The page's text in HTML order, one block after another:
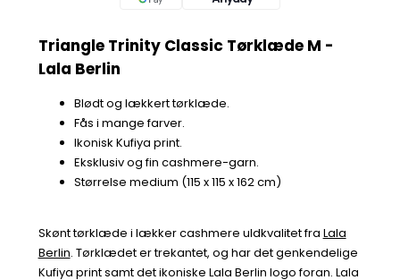
Triangle Trinity Classic Tørklæde M -
Lala Berlin
Blødt og lækkert tørklæde.
Fås i mange farver.
Ikonisk Kufiya print.
Eksklusiv og fin cashmere-garn.
Størrelse medium (115 x 115 x 162 cm)
Skønt tørklæde i lækker cashmere uldkvalitet fra Lala
Berlin. Tørklædet er trekantet, og har det genkendelige
Kufiya print samt det ikoniske Lala Berlin logo foran. Lala